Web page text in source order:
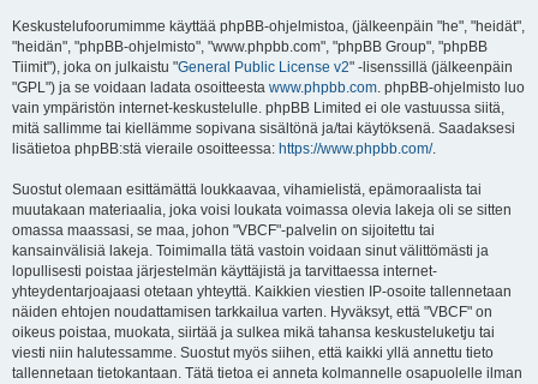
Keskustelufoorumimme käyttää phpBB-ohjelmistoa, (jälkeenpäin "he", "heidät",
"heidän", "phpBB-ohjelmisto", "www.phpbb.com", "phpBB Group", "phpBB
Tiimit"), joka on julkaistu "General Public License v2" -lisenssillä (jälkeenpäin
"GPL") ja se voidaan ladata osoitteesta www.phpbb.com. phpBB-ohjelmisto luo
vain ympäristön internet-keskustelulle. phpBB Limited ei ole vastuussa siitä,
mitä sallimme tai kiellämme sopivana sisältönä ja/tai käytöksenä. Saadaksesi
lisätietoa phpBB:stä vieraile osoitteessa: https://www.phpbb.com/.
Suostut olemaan esittämättä loukkaavaa, vihamielistä, epämoraalista tai
muutakaan materiaalia, joka voisi loukata voimassa olevia lakeja oli se sitten
omassa maassasi, se maa, johon "VBCF"-palvelin on sijoitettu tai
kansainvälisiä lakeja. Toimimalla tätä vastoin voidaan sinut välittömästi ja
lopullisesti poistaa järjestelmän käyttäjistä ja tarvittaessa internet-
yhteydentarjoajaasi otetaan yhteyttä. Kaikkien viestien IP-osoite tallennetaan
näiden ehtojen noudattamisen tarkkailua varten. Hyväksyt, että "VBCF" on
oikeus poistaa, muokata, siirtää ja sulkea mikä tahansa keskusteluketju tai
viesti niin halutessamme. Suostut myös siihen, että kaikki yllä annettu tieto
tallennetaan tietokantaan. Tätä tietoa ei anneta kolmannelle osapuolelle ilman